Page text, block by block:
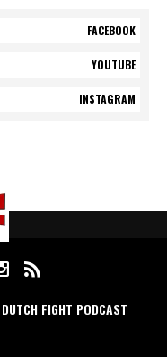
FACEBOOK
YOUTUBE
INSTAGRAM
DUTCH FIGHT PODCAST